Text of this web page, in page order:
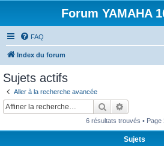
Forum YAMAHA
FAQ
Index du forum
Sujets actifs
Aller à la recherche avancée
Rechercher
6 résultats trouvés • Page
Sujets